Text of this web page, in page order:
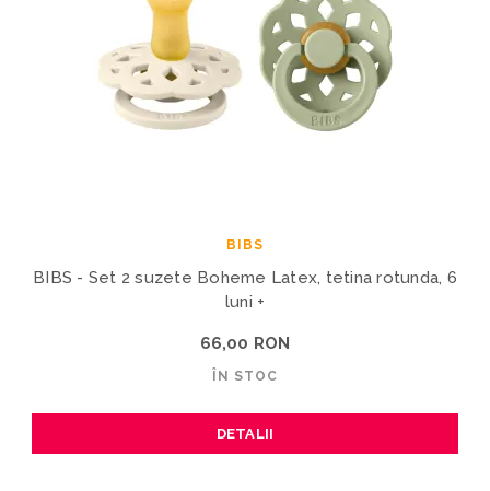
BIBS
BIBS - Set 2 suzete Boheme Latex, tetina rotunda, 6
luni +
66,00 RON
ÎN STOC
DETALII